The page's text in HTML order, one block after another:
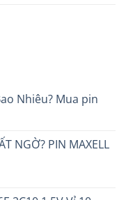
Nhiêu? Mua pin
NGỜ? PIN MAXELL